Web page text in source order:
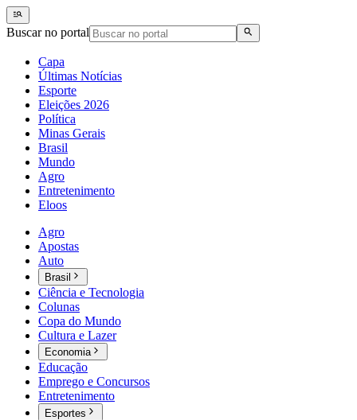
Buscar no portal
Capa
Últimas Notícias
Esporte
Eleições 2026
Política
Minas Gerais
Brasil
Mundo
Agro
Entretenimento
Eloos
Agro
Apostas
Auto
Brasil
Ciência e Tecnologia
Colunas
Copa do Mundo
Cultura e Lazer
Economia
Educação
Emprego e Concursos
Entretenimento
Esportes